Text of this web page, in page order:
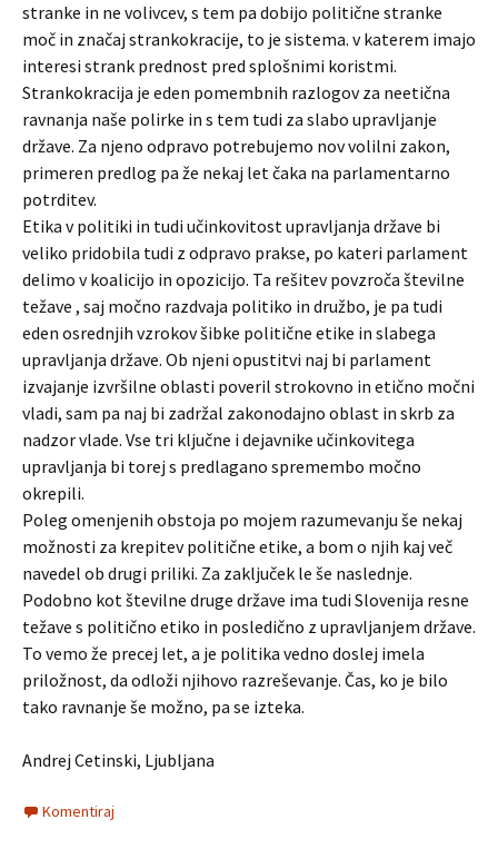
stranke in ne volivcev, s tem pa dobijo politične stranke
moč in značaj strankokracije, to je sistema. v katerem imajo
interesi strank prednost pred splošnimi koristmi.
Strankokracija je eden pomembnih razlogov za neetična
ravnanja naše polirke in s tem tudi za slabo upravljanje
države. Za njeno odpravo potrebujemo nov volilni zakon,
primeren predlog pa že nekaj let čaka na parlamentarno
potrditev.
Etika v politiki in tudi učinkovitost upravljanja države bi
veliko pridobila tudi z odpravo prakse, po kateri parlament
delimo v koalicijo in opozicijo. Ta rešitev povzroča številne
težave , saj močno razdvaja politiko in družbo, je pa tudi
eden osrednjih vzrokov šibke politične etike in slabega
upravljanja države. Ob njeni opustitvi naj bi parlament
izvajanje izvršilne oblasti poveril strokovno in etično močni
vladi, sam pa naj bi zadržal zakonodajno oblast in skrb za
nadzor vlade. Vse tri ključne i dejavnike učinkovitega
upravljanja bi torej s predlagano spremembo močno
okrepili.
Poleg omenjenih obstoja po mojem razumevanju še nekaj
možnosti za krepitev politične etike, a bom o njih kaj več
navedel ob drugi priliki. Za zaključek le še naslednje.
Podobno kot številne druge države ima tudi Slovenija resne
težave s politično etiko in posledično z upravljanjem države.
To vemo že precej let, a je politika vedno doslej imela
priložnost, da odloži njihovo razreševanje. Čas, ko je bilo
tako ravnanje še možno, pa se izteka.
Andrej Cetinski, Ljubljana
Komentiraj